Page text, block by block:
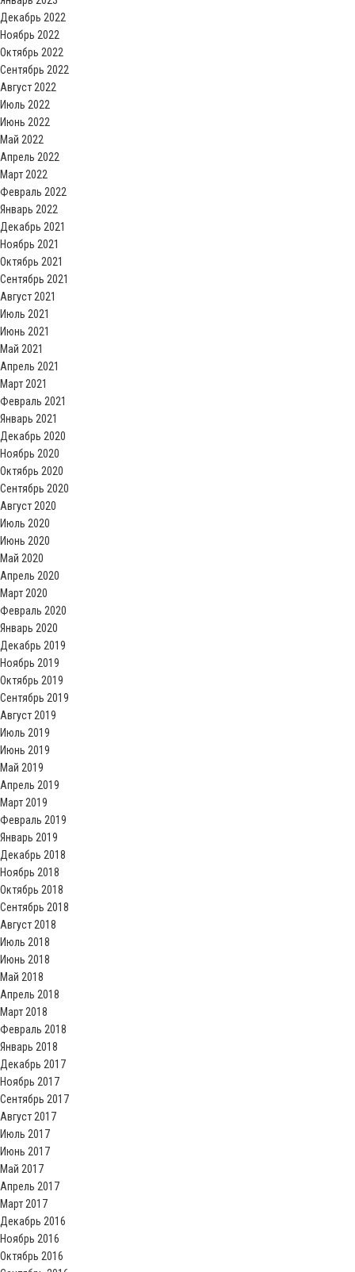
Декабрь 2022
Ноябрь 2022
Октябрь 2022
Сентябрь 2022
Август 2022
Июль 2022
Июнь 2022
Май 2022
Апрель 2022
Март 2022
Февраль 2022
Январь 2022
Декабрь 2021
Ноябрь 2021
Октябрь 2021
Сентябрь 2021
Август 2021
Июль 2021
Июнь 2021
Май 2021
Апрель 2021
Март 2021
Февраль 2021
Январь 2021
Декабрь 2020
Ноябрь 2020
Октябрь 2020
Сентябрь 2020
Август 2020
Июль 2020
Июнь 2020
Май 2020
Апрель 2020
Март 2020
Февраль 2020
Январь 2020
Декабрь 2019
Ноябрь 2019
Октябрь 2019
Сентябрь 2019
Август 2019
Июль 2019
Июнь 2019
Май 2019
Апрель 2019
Март 2019
Февраль 2019
Январь 2019
Декабрь 2018
Ноябрь 2018
Октябрь 2018
Сентябрь 2018
Август 2018
Июль 2018
Июнь 2018
Май 2018
Апрель 2018
Март 2018
Февраль 2018
Январь 2018
Декабрь 2017
Ноябрь 2017
Сентябрь 2017
Август 2017
Июль 2017
Июнь 2017
Май 2017
Апрель 2017
Март 2017
Декабрь 2016
Ноябрь 2016
Октябрь 2016